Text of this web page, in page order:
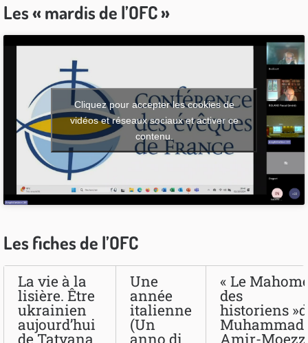
Les « mardis de l’OFC »
Cliquez pour accepter les cookies de
vidéos et réseaux sociaux et activer ce
contenu.
Les fiches de l’OFC
La vie à la
lisière. Être
ukrainien
aujourd’hui
de Tatyana
Une
année
italienne
(Un
anno di
« Le
des
historiens
Muhammad
Amir-